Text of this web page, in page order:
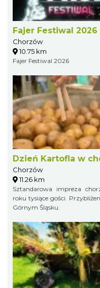
Fajer Festiwal 2026
Chorzów
10.75 km
Fajer Festiwal 2026
Dzień Kartofla w
Chorzów
11.26 km
Sztandarowa impreza
roku tysiące gości.
Górnym Śląsku.